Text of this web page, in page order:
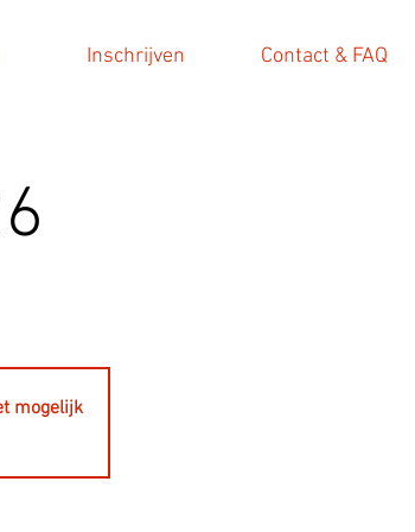
Inschrijven Contact & FAQ
mogelijk